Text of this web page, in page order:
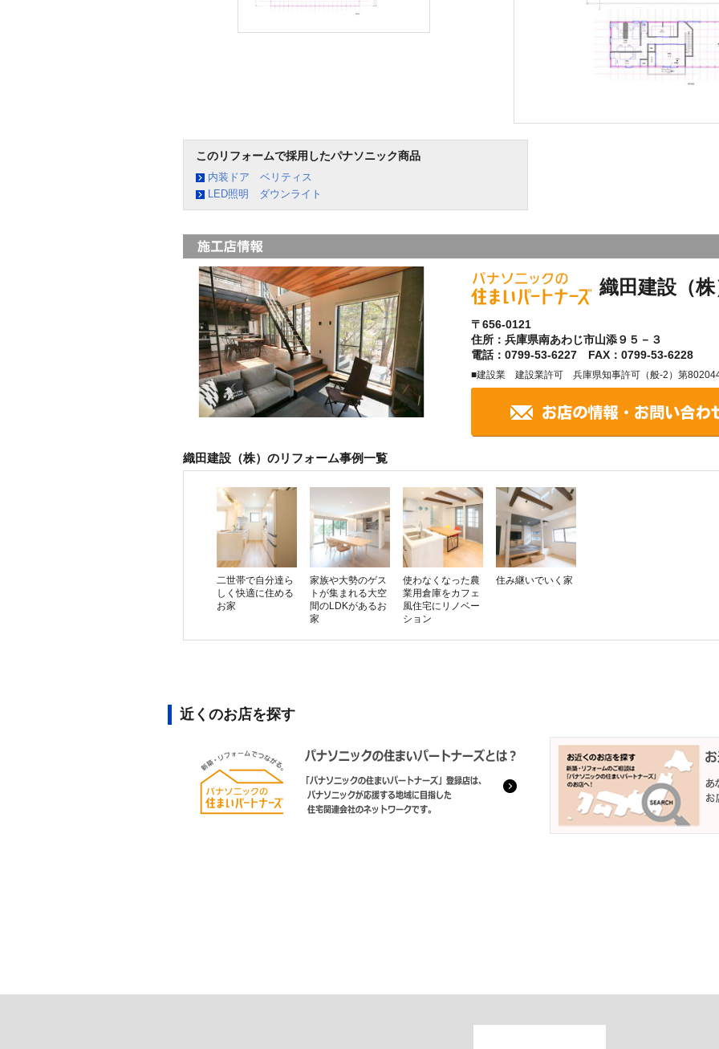
このリフォームで採用したパナソニック商品
内装ドア ベリティス
LED照明 ダウンライト
織田建設（株
〒656-0121
住所：兵庫県南あわじ市山添９５－３
電話：0799-53-6227 FAX：0799-53-6228
■建設業 建設業許可 兵庫県知事許可（般-2）第
織田建設（株）のリフォーム事例一覧
二世帯で自分達ら
しく快適に住める
お家
家族や大勢のゲス
トが集まれる大空
間のLDKがあるお
家
使わなくなった農
業用倉庫をカフェ
風住宅にリノベー
ション
住み継いでいく家
近くのお店を探す